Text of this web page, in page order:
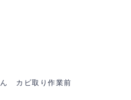
ん カビ取り作業前